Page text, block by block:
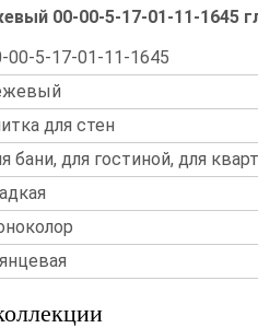
00-00-5-17-01-11-1645
00-5-17-01-11-1645
для стен
бани, для гостиной, для